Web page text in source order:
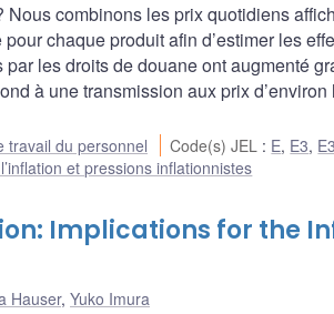
combinons les prix quotidiens
chaque produit afin d’estimer les
les droits de douane ont augmenté
à une transmission aux prix
travail du personnel Code(s) JEL : E, E3,
et pressions inflationnistes
Implications for the
Hauser, Yuko Imura